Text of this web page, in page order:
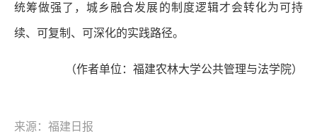
统筹做强了，城乡融合发展的制度逻辑才会转化为可持
续、可复制、可深化的实践路径。
（作者单位：福建农林大学公共管理与法学院）
来源：福建日报